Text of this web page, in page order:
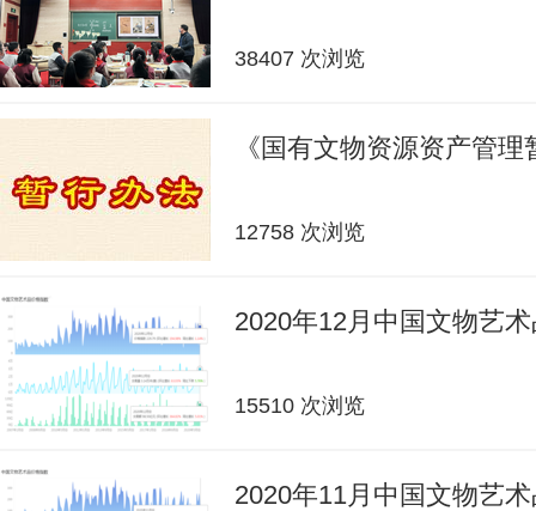
38407 次浏览
《国有文物资源资产管
12758 次浏览
2020年12月中国文物艺
15510 次浏览
2020年11月中国文物艺